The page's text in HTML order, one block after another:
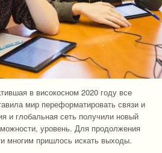
в високосном 2020 году все
мир переформатировать связи и
и глобальная сеть получили новый
уровень. Для продолжения
многим пришлось искать выходы.